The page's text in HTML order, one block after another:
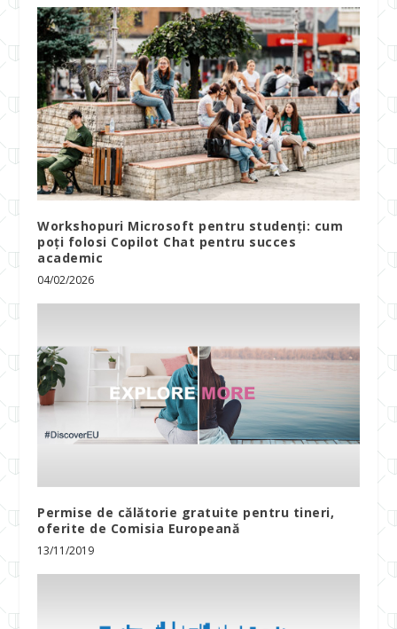
Workshopuri Microsoft pentru studenți: cum
poți folosi Copilot Chat pentru succes
academic
04/02/2026
Permise de călătorie gratuite pentru tineri,
oferite de Comisia Europeană
13/11/2019